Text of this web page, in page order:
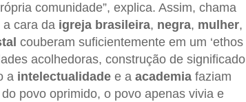
comunidade”, explica. Assim, chama
a cara da igreja brasileira, negra, mulher,
couberam suficientemente em um ‘ethos
acolhedoras, construção de significado
a intelectualidadee a academiafaziam
povo oprimido, o povo apenas vivia e